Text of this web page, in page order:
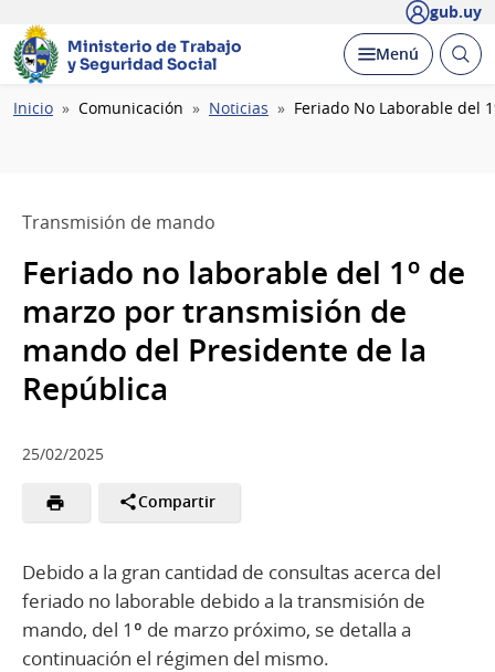
gub.uy
Ministerio de Trabajo
y Seguridad Social
Desplegar
Menú Abrir
Ruta
Inicio Comunicación Noticias Feriado No Laborable del
Transmisión de mando
Feriado no laborable del 1º de
marzo por transmisión de
mando del Presidente de la
República
25/02/2025
Compartir
Debido a la gran cantidad de consultas acerca del
feriado no laborable debido a la transmisión de
mando, del 1º de marzo próximo, se detalla a
continuación el régimen del mismo.